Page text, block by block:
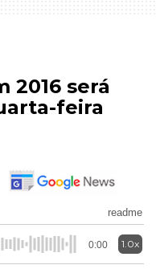
2016 será
feira
readme
0:00 1.0x